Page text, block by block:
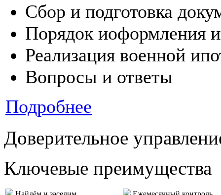
Сбор и подготовка
Порядок иоформления
Реализация военной
Вопросы и ответы
Подробнее
Доверительное
Ключевые преимущества